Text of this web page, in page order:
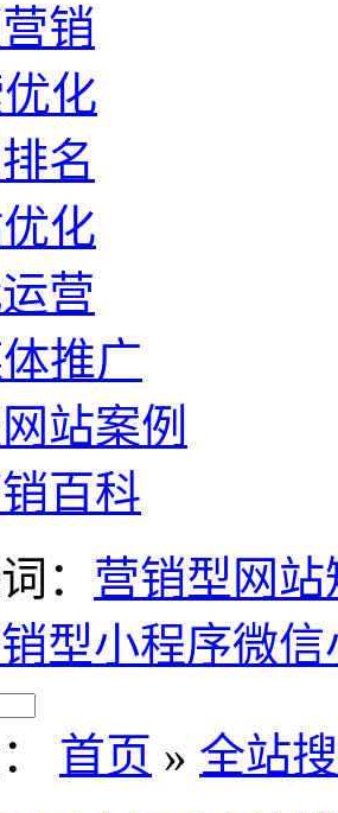
销
化
名
化
营
推广
站案例
百科
： 营销型网站
型小程序微信
首页 » 全站